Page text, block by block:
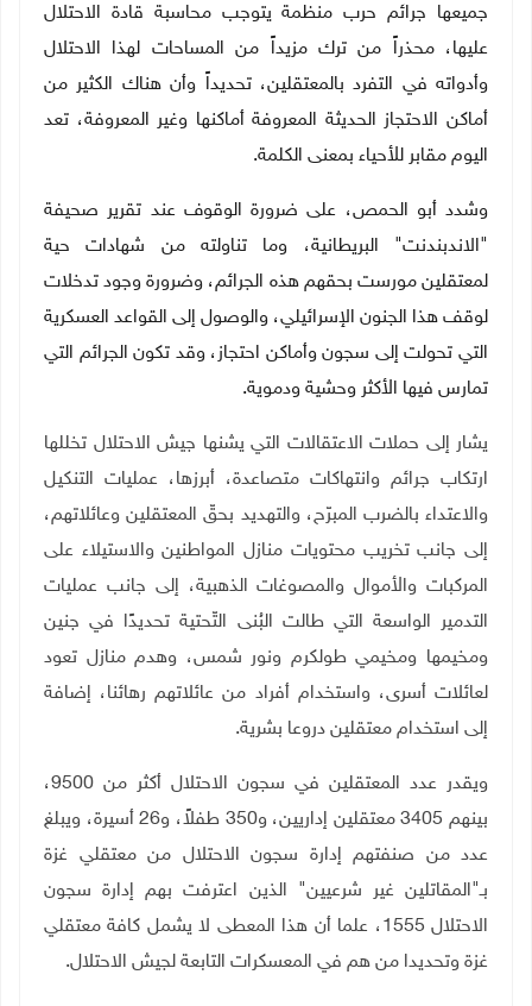
جميعها جرائم حرب منظمة يتوجب محاسبة قادة الاحتلال
عليها، محذراً من ترك مزيداً من المساحات لهذا الاحتلال
وأدواته في التفرد بالمعتقلين، تحديداً وأن هناك الكثير من
أماكن الاحتجاز الحديثة المعروفة أماكنها وغير المعروفة، تعد
اليوم مقابر للأحياء بمعنى الكلمة.
وشدد أبو الحمص، على ضرورة الوقوف عند تقرير صحيفة
"الاندبندنت" البريطانية، وما تناولته من شهادات حية
لمعتقلين مورست بحقهم هذه الجرائم، وضرورة وجود تدخلات
لوقف هذا الجنون الإسرائيلي، والوصول إلى القواعد العسكرية
التي تحولت إلى سجون وأماكن احتجاز، وقد تكون الجرائم التي
تمارس فيها الأكثر وحشية ودموية.
يشار إلى حملات الاعتقالات التي يشنها جيش الاحتلال تخللها
ارتكاب جرائم وانتهاكات متصاعدة، أبرزها، عمليات التنكيل
والاعتداء بالضرب المبرّح، والتهديد بحقّ المعتقلين وعائلاتهم،
إلى جانب تخريب محتويات منازل المواطنين والاستيلاء على
المركبات والأموال والمصوغات الذهبية، إلى جانب عمليات
التدمير الواسعة التي طالت البُنى التّحتية تحديدًا في جنين
ومخيمها ومخيمي طولكرم ونور شمس، وهدم منازل تعود
لعائلات أسرى، واستخدام أفراد من عائلاتهم رهائنا، إضافة
إلى استخدام معتقلين دروعا بشرية.
ويقدر عدد المعتقلين في سجون الاحتلال أكثر من 9500،
بينهم 3405 معتقلين إداريين، و350 طفلاً، و26 أسيرة، ويبلغ
عدد من صنفتهم إدارة سجون الاحتلال من معتقلي غزة
بـ"المقاتلين غير شرعيين" الذين اعترفت بهم إدارة سجون
الاحتلال 1555، علما أن هذا المعطى لا يشمل كافة معتقلي
غزة وتحديدا من هم في المعسكرات التابعة لجيش الاحتلال.